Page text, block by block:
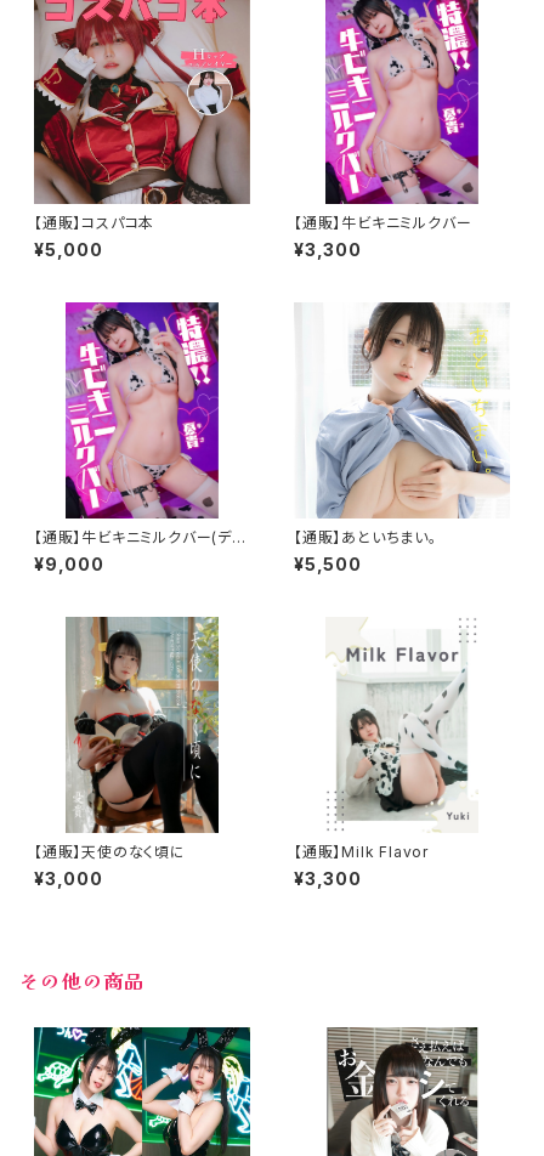
【通販】コスパコ本
¥5,000
【通販】牛ビキニミルクバー
¥3,300
【通販】牛ビキニミルクバー(デジ
タル版付き)
¥9,000
【通販】あといちまい。
¥5,500
【通販】天使のなく頃に
¥3,000
【通販】Milk Flavor
¥3,300
その他の商品